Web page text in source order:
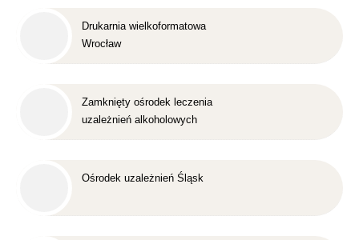
Drukarnia wielkoformatowa
Wrocław
Zamknięty ośrodek leczenia
uzależnień alkoholowych
Ośrodek uzależnień Śląsk